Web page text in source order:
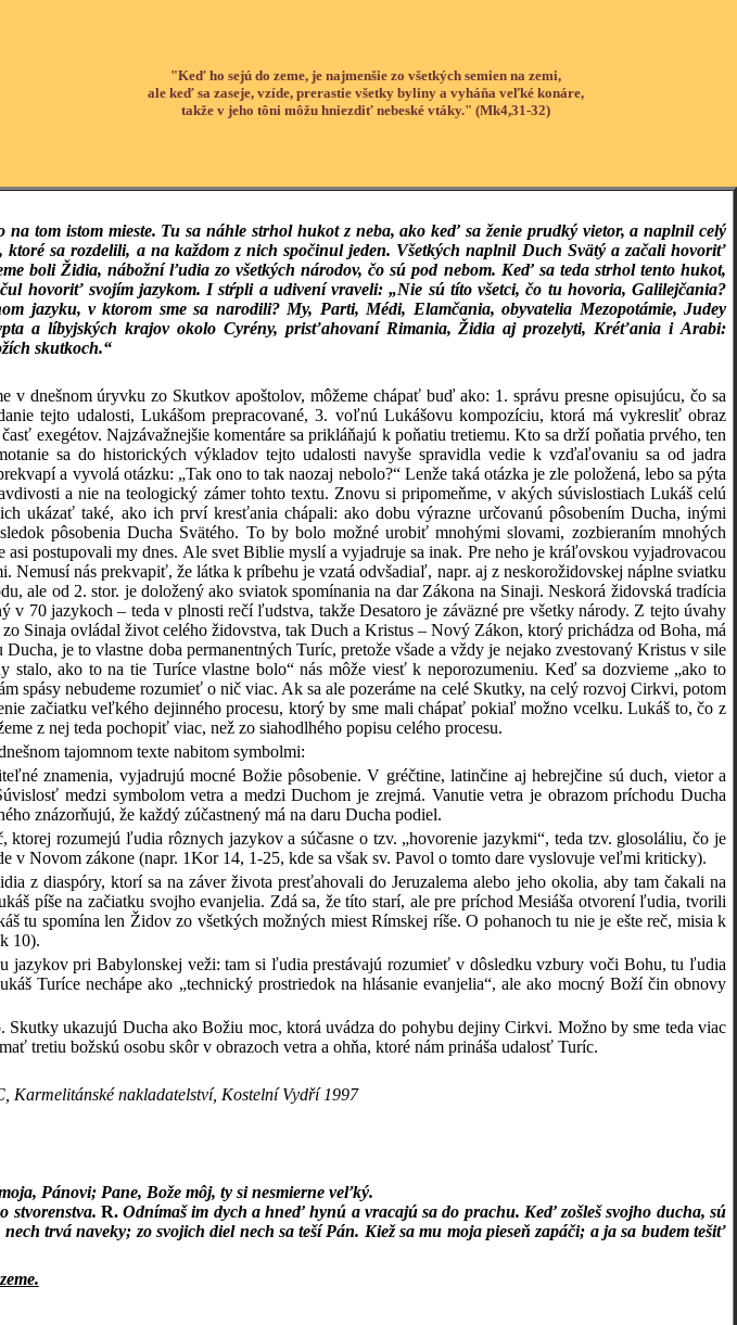
"Keď ho sejú do zeme, je najmenšie zo všetkých semien na zemi,
ale keď sa zaseje, vzíde, prerastie všetky byliny a vyháňa veľké konáre,
takže v jeho tôni môžu hniezdiť nebeské vtáky." (Mk4,31-32)
tom istom mieste. Tu sa náhle strhol hukot z neba, ako keď sa ženie prudký vietor, a naplnil celý
sa rozdelili, a na každom z nich spočinul jeden. Všetkých naplnil Duch Svätý a začali hovoriť
boli Židia, nábožní ľudia zo všetkých národov, čo sú pod nebom. Keď sa teda strhol tento hukot,
hovoriť svojím jazykom. I stŕpli a udivení vraveli: „Nie sú títo všetci, čo tu hovoria, Galilejčania?
jazyku, v ktorom sme sa narodili? My, Parti, Médi, Elamčania, obyvatelia Mezopotámie, Judey
a líbyjských krajov okolo Cyrény, prisťahovaní Rimania, Židia aj prozelyti, Kréťania i Arabi:
skutkoch.“
v dnešnom úryvku zo Skutkov apoštolov, môžeme chápať buď ako: 1. správu presne opisujúcu, čo sa
tejto udalosti, Lukášom prepracované, 3. voľnú Lukášovu kompozíciu, ktorá má vykresliť obraz
exegétov. Najzávažnejšie komentáre sa prikláňajú k poňatiu tretiemu. Kto sa drží poňatia prvého, ten
sa do historických výkladov tejto udalosti navyše spravidla vedie k vzďaľovaniu sa od jadra
a vyvolá otázku: „Tak ono to tak naozaj nebolo?“ Lenže taká otázka je zle položená, lebo sa pýta
a nie na teologický zámer tohto textu. Znovu si pripomeňme, v akých súvislostiach Lukáš celú
ukázať také, ako ich prví kresťania chápali: ako dobu výrazne určovanú pôsobením Ducha, inými
pôsobenia Ducha Svätého. To by bolo možné urobiť mnohými slovami, zozbieraním mnohých
postupovali my dnes. Ale svet Biblie myslí a vyjadruje sa inak. Pre neho je kráľovskou vyjadrovacou
Nemusí nás prekvapiť, že látka k príbehu je vzatá odvšadiaľ, napr. aj z neskorožidovskej náplne sviatku
ale od 2. stor. je doložený ako sviatok spomínania na dar Zákona na Sinaji. Neskorá židovská tradícia
v 70 jazykoch – teda v plnosti rečí ľudstva, takže Desatoro je záväzné pre všetky národy. Z tejto úvahy
Sinaja ovládal život celého židovstva, tak Duch a Kristus – Nový Zákon, ktorý prichádza od Boha, má
je to vlastne doba permanentných Turíc, pretože všade a vždy je nejako zvestovaný Kristus v sile
stalo, ako to na tie Turíce vlastne bolo“ nás môže viesť k neporozumeniu. Keď sa dozvieme „ako to
spásy nebudeme rozumieť o nič viac. Ak sa ale pozeráme na celé Skutky, na celý rozvoj Cirkvi, potom
začiatku veľkého dejinného procesu, ktorý by sme mali chápať pokiaľ možno vcelku. Lukáš to, čo z
z nej teda pochopiť viac, než zo siahodlhého popisu celého procesu.
tajomnom texte nabitom symbolmi:
znamenia, vyjadrujú mocné Božie pôsobenie. V gréčtine, latinčine aj hebrejčine sú duch, vietor a
medzi symbolom vetra a medzi Duchom je zrejmá. Vanutie vetra je obrazom príchodu Ducha
znázorňujú, že každý zúčastnený má na daru Ducha podiel.
rozumejú ľudia rôznych jazykov a súčasne o tzv. „hovorenie jazykmi“, teda tzv. glosoláliu, čo je
v Novom zákone (napr. 1Kor 14, 1-25, kde sa však sv. Pavol o tomto dare vyslovuje veľmi kriticky).
z diaspóry, ktorí sa na záver života presťahovali do Jeruzalema alebo jeho okolia, aby tam čakali na
píše na začiatku svojho evanjelia. Zdá sa, že títo starí, ale pre príchod Mesiáša otvorení ľudia, tvorili
tu spomína len Židov zo všetkých možných miest Rímskej ríše. O pohanoch tu nie je ešte reč, misia k
10).
jazykov pri Babylonskej veži: tam si ľudia prestávajú rozumieť v dôsledku vzbury voči Bohu, tu ľudia
Turíce nechápe ako „technický prostriedok na hlásanie evanjelia“, ale ako mocný Boží čin obnovy
Skutky ukazujú Ducha ako Božiu moc, ktorá uvádza do pohybu dejiny Cirkvi. Možno by sme teda viac
tretiu božskú osobu skôr v obrazoch vetra a ohňa, ktoré nám prináša udalosť Turíc.
Karmelitánské nakladatelství, Kostelní Vydří 1997
Pánovi; Pane, Bože môj, ty si nesmierne veľký.
stvorenstva. R.Odnímaš im dych a hneď hynú a vracajú sa do prachu. Keď zošleš svojho ducha, sú
trvá naveky; zo svojich diel nech sa teší Pán. Kiež sa mu moja pieseň zapáči; a ja sa budem tešiť